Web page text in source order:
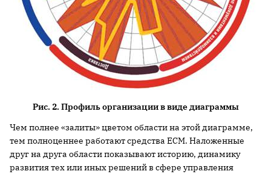
Рис. 2. Профиль организации в виде диаграммы
Чем полнее «залиты» цветом области на этой диаграмме,
тем полноценнее работают средства ECM. Наложенные
друг на друга области показывают историю, динамику
развития тех или иных решений в сфере управления